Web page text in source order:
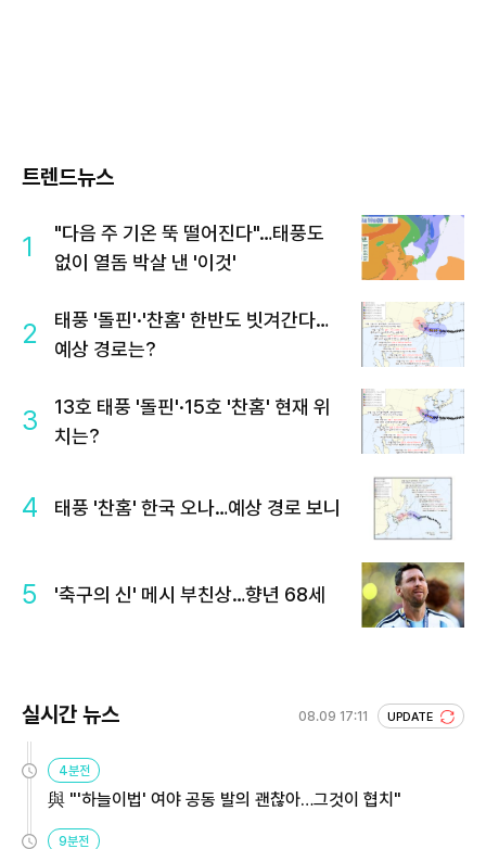
트렌드뉴스
1
"다음 주 기온 뚝 떨어진다"…태풍도
없이 열돔 박살 낸 '이것'
2
태풍 '돌핀'·'찬홈' 한반도 빗겨간다…
예상 경로는?
3
13호 태풍 '돌핀'·15호 '찬홈' 현재 위
치는?
4 태풍 '찬홈' 한국 오나…예상 경로 보니
5 '축구의 신' 메시 부친상…향년 68세
실시간 뉴스 08.09 17:11 UPDATE
4분전
與 "'하늘이법' 여야 공동 발의 괜찮아…그것이 협치"
9분전